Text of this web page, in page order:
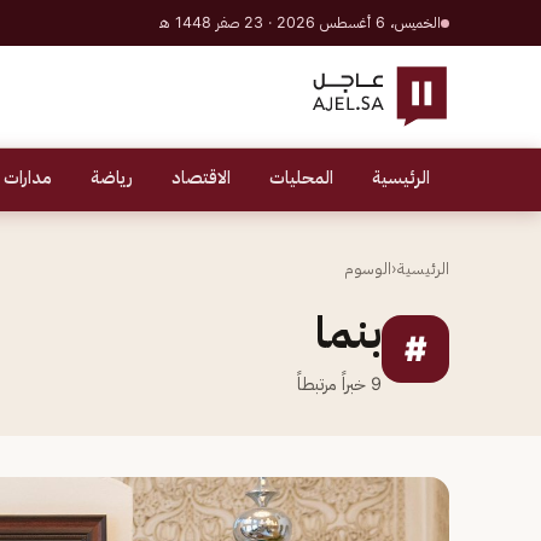
الخميس، 6 أغسطس 2026 · 23 صفر 1448 هـ
الرئيسية المحليات الاقتصاد رياضة
الرئيسية‹الوسوم
# بنما
9 خبراً مرتبطاً